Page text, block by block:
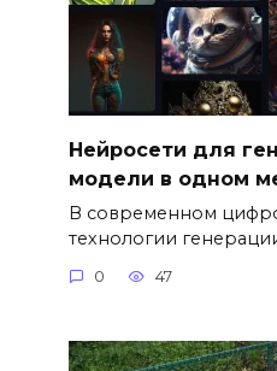
Нейросети для
модели в одном
В современном
технологии
0 47